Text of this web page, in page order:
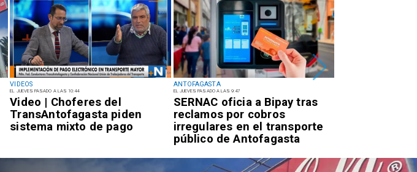
VIDEOS
EL JUEVES PASADO A LAS 10:44
Video | Choferes del
TransAntofagasta piden
sistema mixto de pago
ANTOFAGASTA
EL JUEVES PASADO A LAS 9:47
SERNAC oficia a Bipay tras
reclamos por cobros
irregulares en el transporte
público de Antofagasta